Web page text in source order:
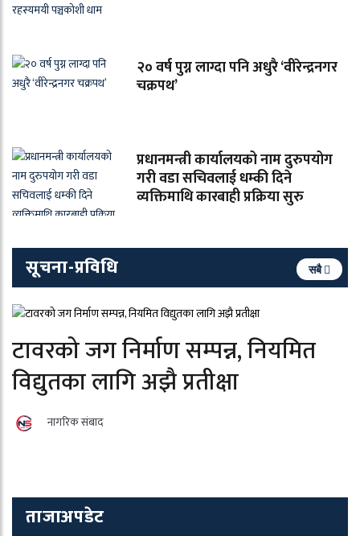
२० वर्ष पुग्न लाग्दा पनि अधुरै ‘वीरेन्द्रनगर
चक्रपथ’
प्रधानमन्त्री कार्यालयको नाम दुरुपयोग
गरी वडा सचिवलाई धम्की दिने
व्यक्तिमाथि कारबाही प्रक्रिया सुरु
सूचना-प्रविधि सबै
टावरको जग निर्माण सम्पन्न, नियमित
विद्युतका लागि अझै प्रतीक्षा
नागरिक संबाद
ताजाअपडेट